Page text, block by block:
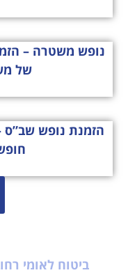
נופש משטרה –
של
הזמנת נופש שב”ס
ביטוח לאומי